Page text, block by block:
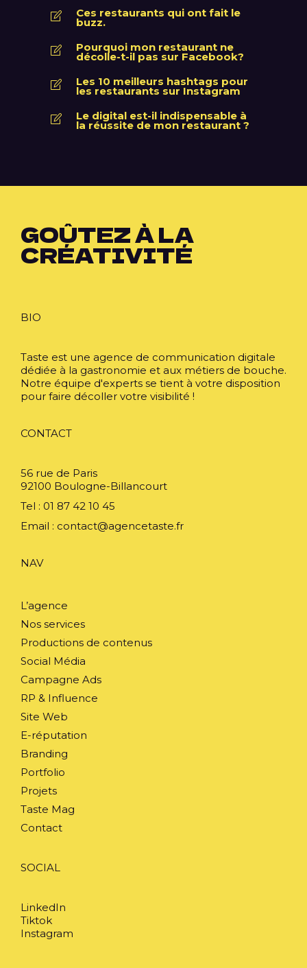
Ces restaurants qui ont fait le
buzz.
Pourquoi mon restaurant ne
décolle-t-il pas sur Facebook?
Les 10 meilleurs hashtags pour
les restaurants sur Instagram
Le digital est-il indispensable à
la réussite de mon restaurant ?
GOÛTEZ À LA
CRÉATIVITÉ
BIO
Taste est une agence de communication digitale
dédiée à la gastronomie et aux métiers de bouche.
Notre équipe d'experts se tient à votre disposition
pour faire décoller votre visibilité !
CONTACT
56 rue de Paris
92100 Boulogne-Billancourt
Tel : 01 87 42 10 45
Email : contact@agencetaste.fr
NAV
L’agence
Nos services
Productions de contenus
Social Média
Campagne Ads
RP & Influence
Site Web
E-réputation
Branding
Portfolio
Projets
Taste Mag
Contact
SOCIAL
LinkedIn
Tiktok
Instagram